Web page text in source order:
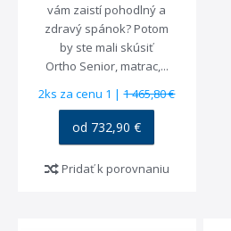
vám zaistí pohodlný a
zdravý spánok? Potom
by ste mali skúsiť
Ortho Senior, matrac,...
2ks za cenu 1 |1 465,80 €
od 732,90 €
Pridať k porovnaniu